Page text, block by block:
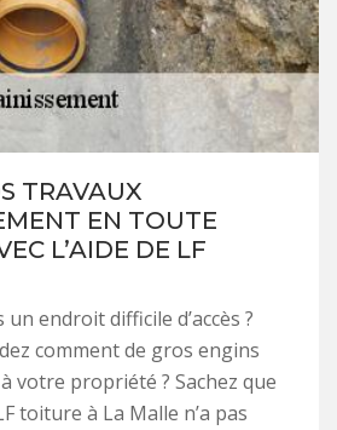
TRAVAUX
EN TOUTE
L’AIDE DE LF
endroit difficile d’accès ?
comment de gros engins
votre propriété ? Sachez que
toiture à La Malle n’a pas